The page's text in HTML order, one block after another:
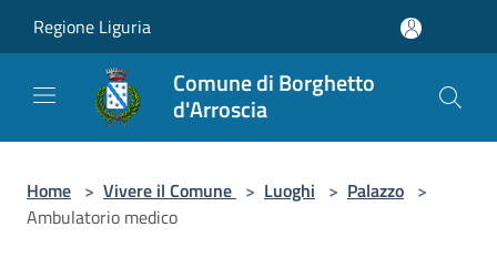
Regione Liguria
Comune di Borghetto
d'Arroscia
Home > Vivere il Comune > Luoghi > Palazzo >
Ambulatorio medico